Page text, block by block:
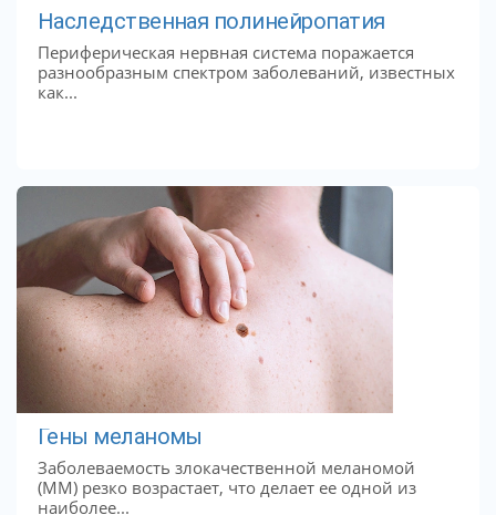
Наследственная полинейропатия
Периферическая нервная система поражается
разнообразным спектром заболеваний, известных
как...
Гены меланомы
Заболеваемость злокачественной меланомой
(ММ) резко возрастает, что делает ее одной из
наиболее...